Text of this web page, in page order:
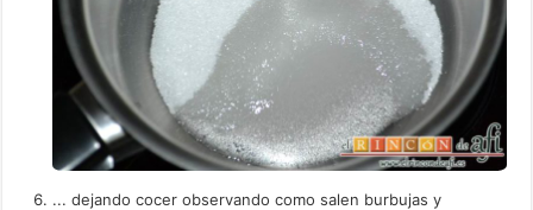
... dejando cocer observando como salen burbujas y